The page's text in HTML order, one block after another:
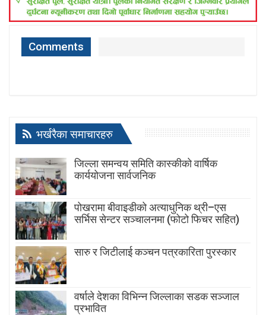
Comments
भर्खरैका समाचारहरु
जिल्ला समन्वय समिति कास्कीको वार्षिक
कार्ययोजना सार्वजनिक
पोखरामा बीवाइडीको अत्याधुनिक थ्री–एस
सर्भिस सेन्टर सञ्चालनमा (फोटो फिचर सहित)
सारु र जिटीलाई कञ्चन पत्रकारिता पुरस्कार
वर्षाले देशका विभिन्न जिल्लाका सडक सञ्जाल
प्रभावित